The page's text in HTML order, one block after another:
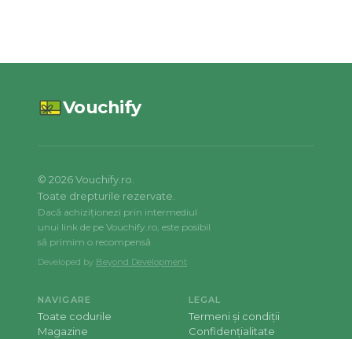
Vouchify
© 2026Vouchify.ro.
Toate drepturile rezervate.
Dacă achiziționezi prin intermediul
unui link de pe Vouchify.ro, este posibil
să primim o recompensă.
Developed by Beyond Development
NAVIGARE
Toate codurile
Magazine
LEGAL
Termeni și condiții
Confidențialitate